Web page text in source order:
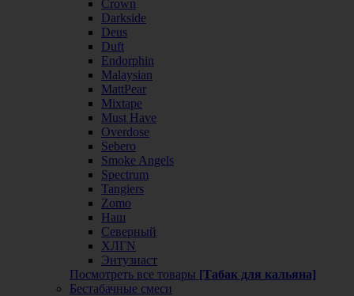
Crown
Darkside
Deus
Duft
Endorphin
Malaysian
MattPear
Mixtape
Must Have
Overdose
Sebero
Smoke Angels
Spectrum
Tangiers
Zomo
Наш
Северный
ХЛГN
Энтузиаст
Посмотреть все товары [Табак для кальяна]
Бестабачные смеси